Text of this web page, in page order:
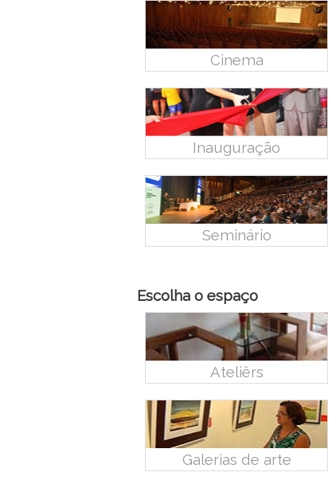
Cinema
Inauguração
Seminário
Escolha o espaço
Ateliêrs
Galerias de arte